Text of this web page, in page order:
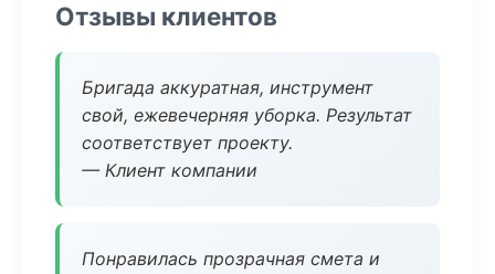
Отзывы клиентов
Бригада аккуратная, инструмент
свой, ежевечерняя уборка. Результат
соответствует проекту.
— Клиент компании
Понравилась прозрачная смета и